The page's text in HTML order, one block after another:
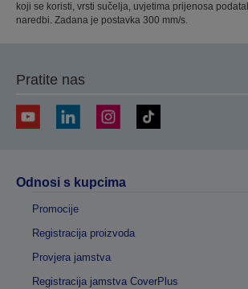
koji se koristi, vrsti sučelja, uvjetima prijenosa
naredbi. Zadana je postavka 300 mm/s.
Pratite nas
Odnosi s kupcima
Promocije
Registracija proizvoda
Provjera jamstva
Registracija jamstva CoverPlus